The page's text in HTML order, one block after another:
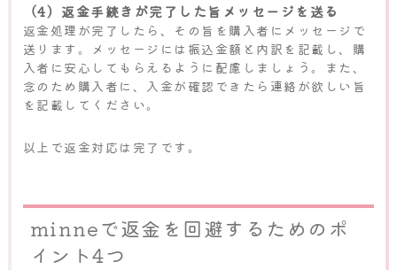
（4）返金手続きが完了した旨メッセージを送る
返金処理が完了したら、その旨を購入者にメッセージで
送ります。メッセージには振込金額と内訳を記載し、購
入者に安心してもらえるように配慮しましょう。また、
念のため購入者に、入金が確認できたら連絡が欲しい旨
を記載してください。
以上で返金対応は完了です。
minneで返金を回避するためのポ
イント4つ